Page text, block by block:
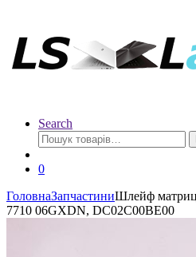
Search
0
ГоловнаЗапчастиниШлейф
7710 06GXDN, DC02C00BE00